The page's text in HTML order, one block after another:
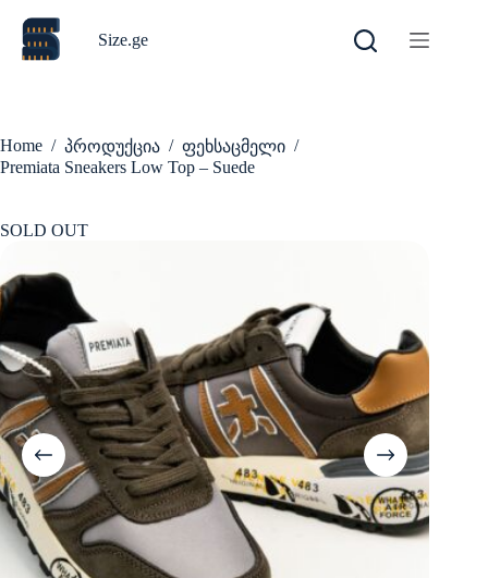
content
Size.ge
Home / პროდუქცია / ფეხსაცმელი /
Premiata Sneakers Low Top – Suede
SOLD OUT